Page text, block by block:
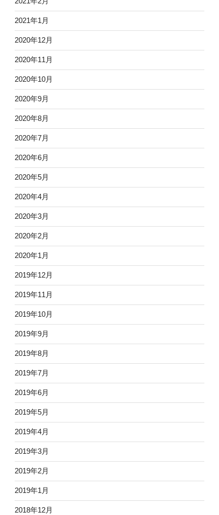
2021年1月
2020年12月
2020年11月
2020年10月
2020年9月
2020年8月
2020年7月
2020年6月
2020年5月
2020年4月
2020年3月
2020年2月
2020年1月
2019年12月
2019年11月
2019年10月
2019年9月
2019年8月
2019年7月
2019年6月
2019年5月
2019年4月
2019年3月
2019年2月
2019年1月
2018年12月